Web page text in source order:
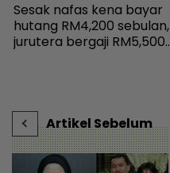
Sesak nafas kena bayar
hutang RM4,200 sebulan,
jurutera bergaji RM5,500
Artikel Sebelum